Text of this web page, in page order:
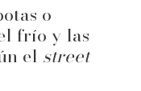
o
frío y las
el street